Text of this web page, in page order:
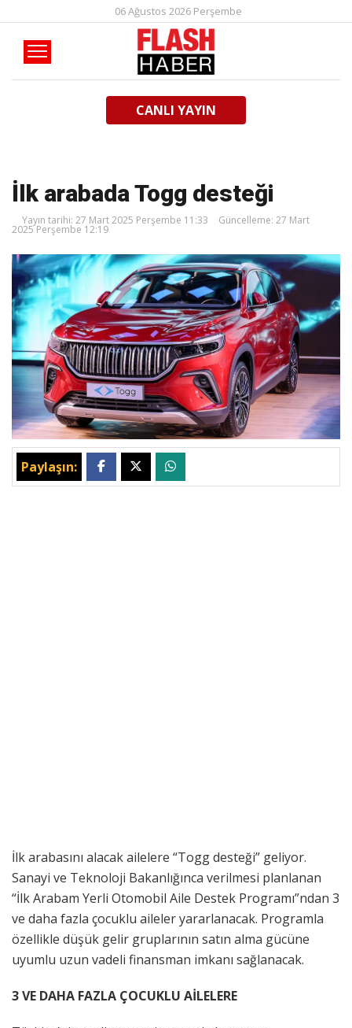
06 Ağustos 2026 Perşembe
CANLI YAYIN
İlk arabada Togg desteği
Yayın tarihi: 27 Mart 2025 Perşembe 11:33 Güncelleme: 27 Mart
2025 Perşembe 12:19
Paylaşın:
İlk arabasını alacak ailelere “Togg desteği” geliyor.
Sanayi ve Teknoloji Bakanlığınca verilmesi planlanan
“İlk Arabam Yerli Otomobil Aile Destek Programı”ndan 3
ve daha fazla çocuklu aileler yararlanacak. Programla
özellikle düşük gelir gruplarının satın alma gücüne
uyumlu uzun vadeli finansman imkanı sağlanacak.
3 VE DAHA FAZLA ÇOCUKLU AİLELERE